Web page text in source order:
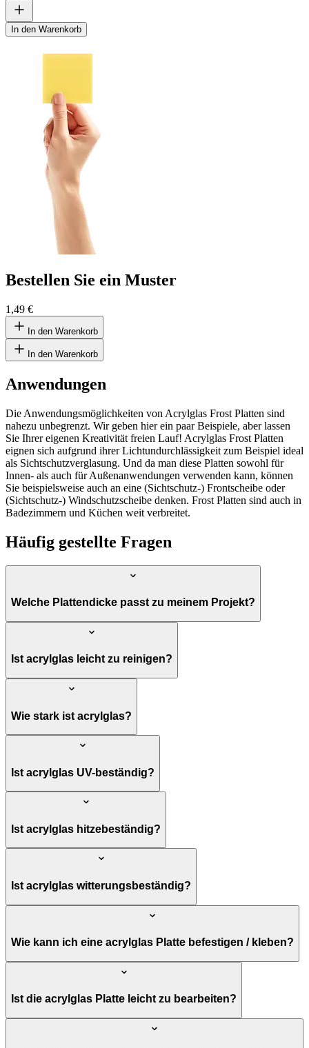
In den Warenkorb
Bestellen Sie ein Muster
1,49 €
In den Warenkorb
In den Warenkorb
Anwendungen
Die Anwendungsmöglichkeiten von Acrylglas Frost Platten sind
nahezu unbegrenzt. Wir geben hier ein paar Beispiele, aber lassen
Sie Ihrer eigenen Kreativität freien Lauf! Acrylglas Frost Platten
eignen sich aufgrund ihrer Lichtundurchlässigkeit zum Beispiel ideal
als Sichtschutzverglasung. Und da man diese Platten sowohl für
Innen- als auch für Außenanwendungen verwenden kann, können
Sie beispielsweise auch an eine (Sichtschutz-) Frontscheibe oder
(Sichtschutz-) Windschutzscheibe denken. Frost Platten sind auch in
Badezimmern und Küchen weit verbreitet.
Häufig gestellte Fragen
Welche Plattendicke passt zu meinem Projekt?
Ist acrylglas leicht zu reinigen?
Wie stark ist acrylglas?
Ist acrylglas UV-beständig?
Ist acrylglas hitzebeständig?
Ist acrylglas witterungsbeständig?
Wie kann ich eine acrylglas Platte befestigen / kleben?
Ist die acrylglas Platte leicht zu bearbeiten?